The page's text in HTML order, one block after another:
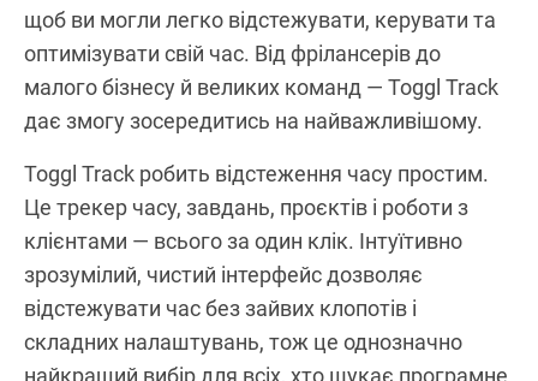
щоб ви могли легко відстежувати, керувати та
оптимізувати свій час. Від фрілансерів до
малого бізнесу й великих команд — Toggl Track
дає змогу зосередитись на найважливішому.
Toggl Track робить відстеження часу простим.
Це трекер часу, завдань, проєктів і роботи з
клієнтами — всього за один клік. Інтуїтивно
зрозумілий, чистий інтерфейс дозволяє
відстежувати час без зайвих клопотів і
складних налаштувань, тож це однозначно
найкращий вибір для всіх, хто шукає програмне